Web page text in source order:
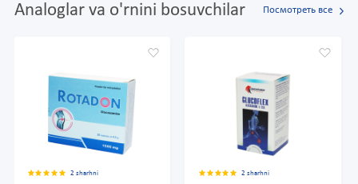
Analoglar va o'rnini bosuvchilar Посмотреть все
2 sharhni 2 sharhni